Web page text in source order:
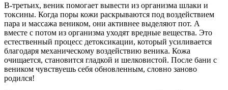
В-третьих, веник помогает вывести из организма шлаки и
токсины. Когда поры кожи раскрываются под воздействием
пара и массажа веником, они активнее выделяют пот. А
вместе с потом из организма уходят вредные вещества. Это
естественный процесс детоксикации, который усиливается
благодаря механическому воздействию веника. Кожа
очищается, становится гладкой и шелковистой. После бани с
веником чувствуешь себя обновленным, словно заново
родился!